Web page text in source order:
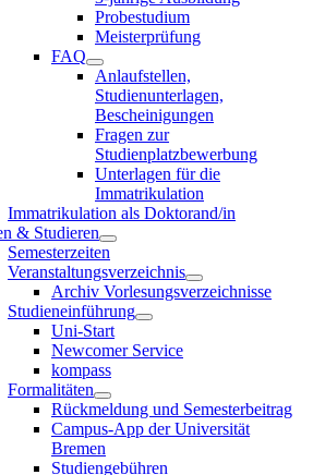
Probestudium
Meisterprüfung
FAQ
Anlaufstellen,
Studienunterlagen,
Bescheinigungen
Fragen zur
Studienplatzbewerbung
Unterlagen für die
Immatrikulation
Immatrikulation als Doktorand/in
& Studieren
Semesterzeiten
Veranstaltungsverzeichnis
Archiv Vorlesungsverzeichnisse
Studieneinführung
Uni-Start
Newcomer Service
kompass
Formalitäten
Rückmeldung und Semesterbeitrag
Campus-App der Universität
Bremen
Studiengebühren